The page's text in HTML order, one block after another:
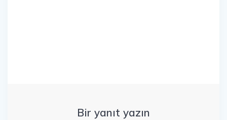
Bir yanıt yazın